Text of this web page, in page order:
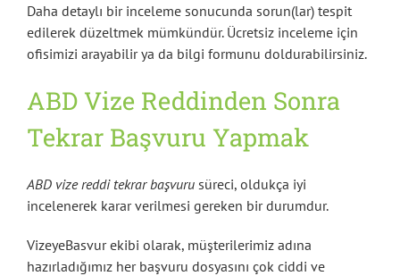
Daha detaylı bir inceleme sonucunda sorun(lar) tespit
edilerek düzeltmek mümkündür. Ücretsiz inceleme için
ofisimizi arayabilir ya da bilgi formunu doldurabilirsiniz.
ABD Vize Reddinden Sonra
Tekrar Başvuru Yapmak
ABD vize reddi tekrar başvuru süreci, oldukça iyi
incelenerek karar verilmesi gereken bir durumdur.
VizeyeBasvur ekibi olarak, müşterilerimiz adına
hazırladığımız her başvuru dosyasını çok ciddi ve